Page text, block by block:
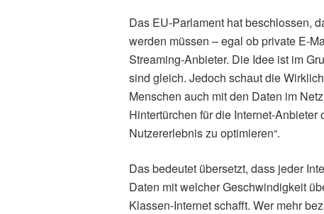
Das EU-Parlament hat beschlossen,
werden müssen – egal ob private E-
Streaming-Anbieter. Die Idee ist im
sind gleich. Jedoch schaut die
Menschen auch mit den Daten im
Hintertürchen für die Internet-Anbieter
Nutzererlebnis zu optimieren“.
Das bedeutet übersetzt, dass jeder
Daten mit welcher Geschwindigkeit
Klassen-Internet schafft. Wer mehr